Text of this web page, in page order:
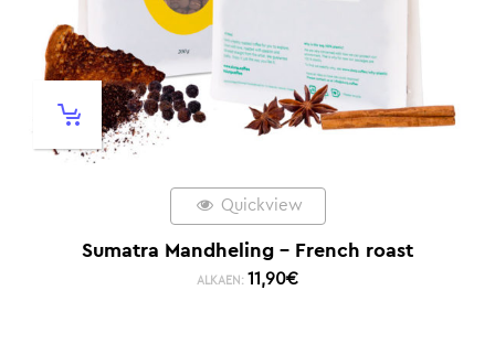
Quickview
Sumatra Mandheling – French roast
ALKAEN: 11,90€